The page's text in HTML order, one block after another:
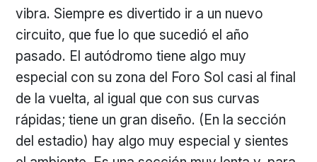
vibra. Siempre es divertido ir a un nuevo
circuito, que fue lo que sucedió el año
pasado. El autódromo tiene algo muy
especial con su zona del Foro Sol casi al final
de la vuelta, al igual que con sus curvas
rápidas; tiene un gran diseño. (En la sección
del estadio) hay algo muy especial y sientes